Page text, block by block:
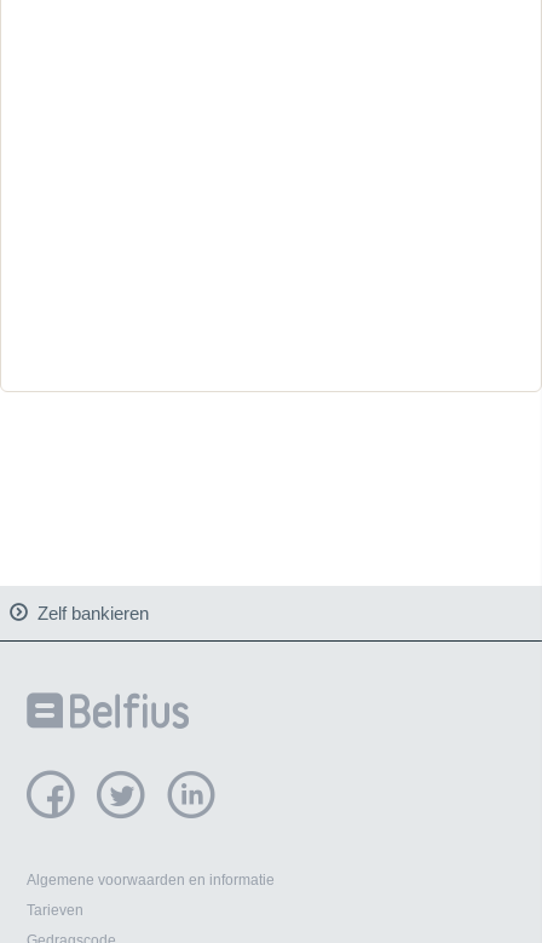
Zelf bankieren
Diensten
Automaat en telefoon

  
Algemene voorwaarden en informatie
Tarieven